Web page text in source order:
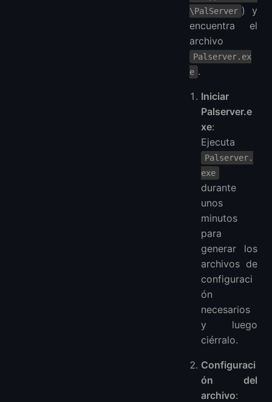
\PalServer ) y
encuentra el
archivo
Palserver.ex
e .
Iniciar
Palserver.e
xe:
Ejecuta
Palserver.
exe
durante
unos
minutos
para
generar los
archivos de
configuraci
ón
necesarios
y luego
ciérralo.
Configuraci
ón del
archivo: